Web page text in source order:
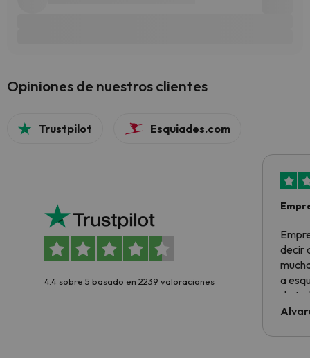
Opiniones de nuestros clientes
Trustpilot Esquiades.com
4.4 sobre 5 basado en 2239 valoraciones
decir
a
de
al
culpa